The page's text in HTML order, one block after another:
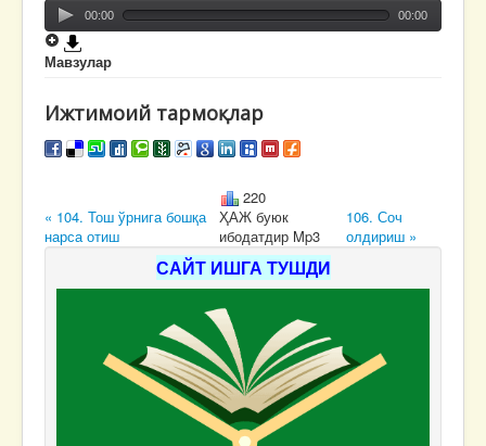
00:00 00:00
Мавзулар
Ижтимоий тармоқлар
220
« 104. Тош ўрнига бошқа
нарса отиш
ҲАЖ буюк
ибодатдир Mp3
106. Соч
олдириш »
САЙТ ИШГА ТУШДИ